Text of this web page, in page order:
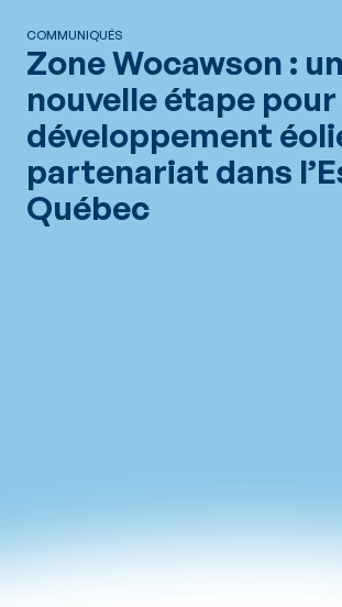
COMMUNIQUÉS
Zone Wocawson :
nouvelle étape pour
développement
partenariat dans
Québec